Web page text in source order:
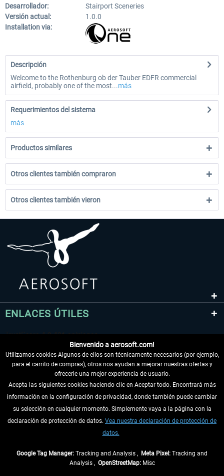
Desarrollador:
Stairport Sceneries
Versión actual:
1.0.0
Installation via:
Descripción
Welcome to the Rothenburg ob der Tauber EDFR commercial
airfield, probably one of the most...más
Requerimientos del sistema
más
Productos similares
Otros clientes también compraron
Otros clientes también vieron
ENLACES ÚTILES
DESISTIR DEL CONTRATO
INFORMACIÓN
Bienvenido a aerosoft.com!
Utilizamos cookies Algunos de ellos son técnicamente necesarios (por ejemplo,
para el carrito de compras), otros nos ayudan a mejorar nuestras ofertas y
ofrecerle una mejor experiencia de usuario.
Acepta las siguientes cookies haciendo clic en Aceptar todo. Encontrará más
información en la configuración de privacidad, donde también puede cambiar
su selección en cualquier momento. Simplemente vaya a la página con la
declaración de protección de datos. Vea nuestra declaración de protección de
datos.
Google Tag Manager: Tracking and Analysis , Meta Pixel: Tracking and
Analysis , OpenStreetMap:Misc